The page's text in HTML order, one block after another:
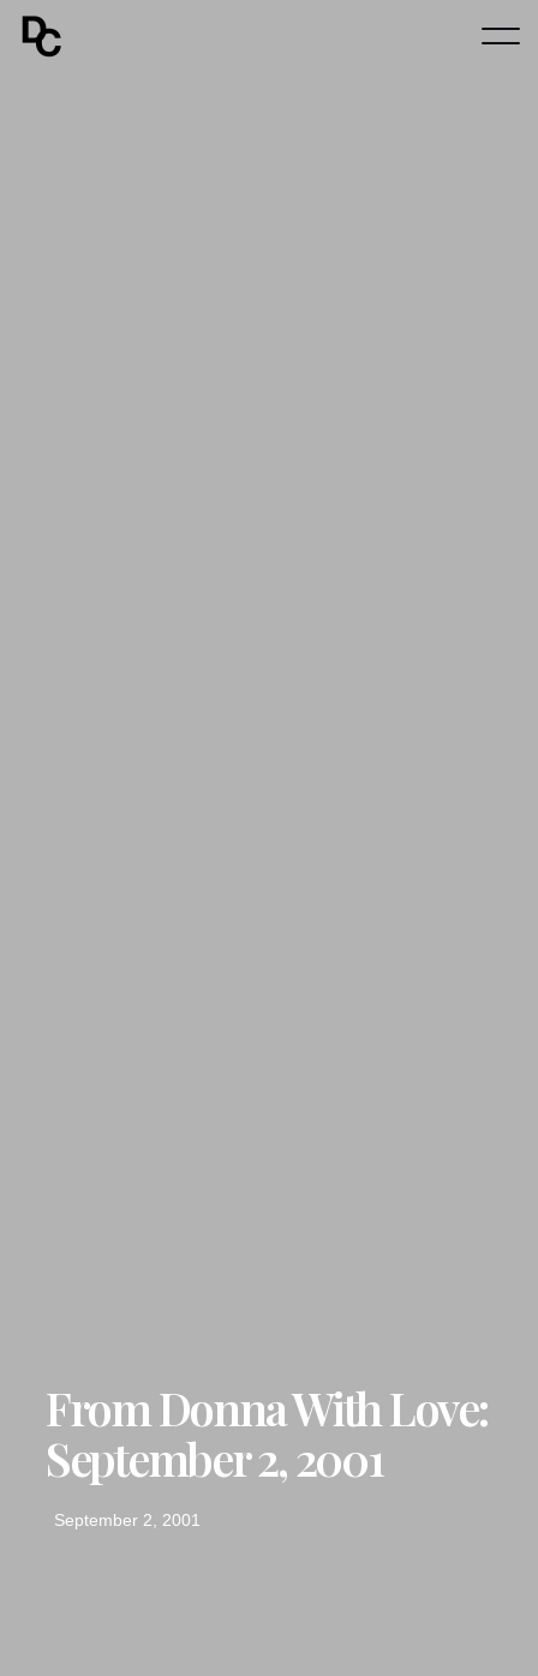
From Donna With Love:
September 2, 2001
September 2, 2001